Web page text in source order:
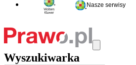
Nasze serwisy
Wyszukiwarka